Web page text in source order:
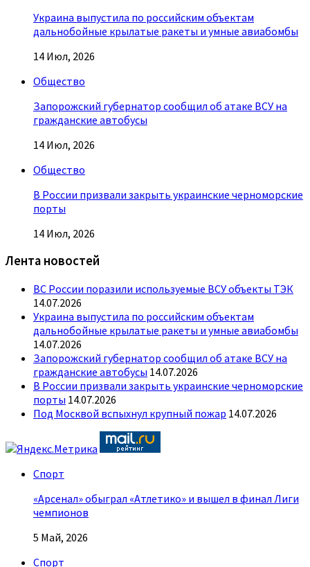
Украина выпустила по российским объектам
дальнобойные крылатые ракеты и умные авиабомбы
14 Июл, 2026
Общество
Запорожский губернатор сообщил об атаке ВСУ на
гражданские автобусы
14 Июл, 2026
Общество
В России призвали закрыть украинские черноморские
порты
14 Июл, 2026
Лента новостей
ВС России поразили используемые ВСУ объекты ТЭК
14.07.2026
Украина выпустила по российским объектам
дальнобойные крылатые ракеты и умные авиабомбы
14.07.2026
Запорожский губернатор сообщил об атаке ВСУ на
гражданские автобусы 14.07.2026
В России призвали закрыть украинские черноморские
порты 14.07.2026
Под Москвой вспыхнул крупный пожар 14.07.2026
Спорт
«Арсенал» обыграл «Атлетико» и вышел в финал Лиги
чемпионов
5 Май, 2026
Спорт